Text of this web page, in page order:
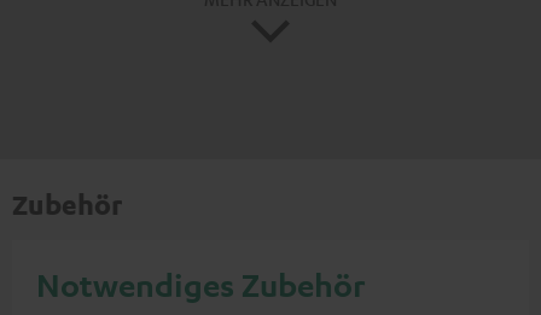
Zubehör
Notwendiges Zubehör